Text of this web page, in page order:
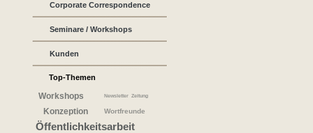
Corporate Correspondence
Seminare / Workshops
Kunden
Top-Themen
Workshops Newsletter Zeitung
Konzeption Wortfreunde
Öffentlichkeitsarbeit